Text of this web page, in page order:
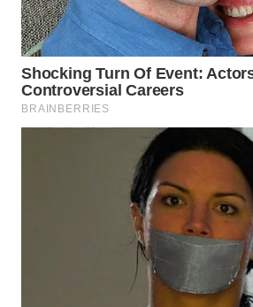
WN
BINTAN
WN
MANDALIKA